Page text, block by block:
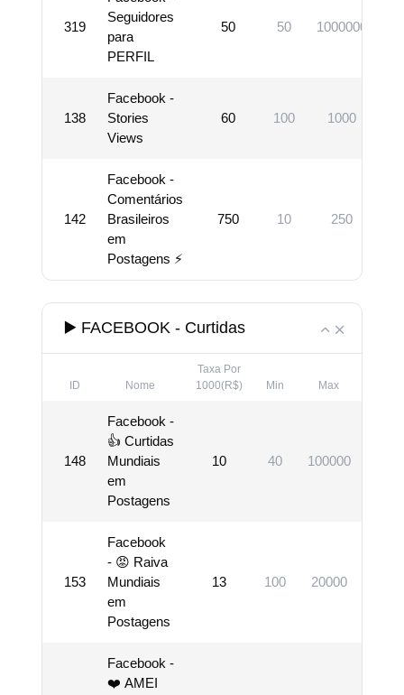
319
Seguidores
para
PERFIL
50 50 1000000
138
Facebook -
Stories
Views
60 100 1000
142
Facebook -
Comentários
Brasileiros
em
Postagens ⚡
750 10 250
▶️ FACEBOOK - Curtidas
ID Nome
Taxa Por
1000(R$)
Min Max
148
Facebook -
👍 Curtidas
Mundiais
em
Postagens
10 40 100000
153
Facebook
- 😡 Raiva
Mundiais
em
Postagens
13 100 20000
Facebook -
❤️ AMEI